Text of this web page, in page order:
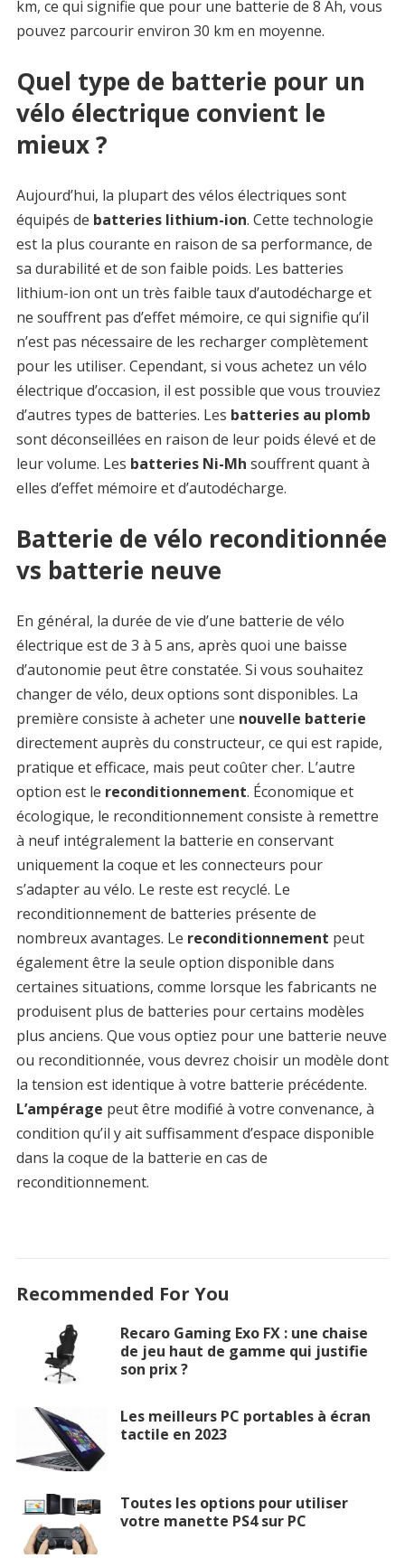
km, ce qui signifie que pour une batterie de 8 Ah, vous
pouvez parcourir environ 30 km en moyenne.
Quel type de batterie pour un
vélo électrique convient le
mieux ?
Aujourd’hui, la plupart des vélos électriques sont
équipés de batteries lithium-ion. Cette technologie
est la plus courante en raison de sa performance, de
sa durabilité et de son faible poids. Les batteries
lithium-ion ont un très faible taux d’autodécharge et
ne souffrent pas d’effet mémoire, ce qui signifie qu’il
n’est pas nécessaire de les recharger complètement
pour les utiliser. Cependant, si vous achetez un vélo
électrique d’occasion, il est possible que vous trouviez
d’autres types de batteries. Les batteries au plomb
sont déconseillées en raison de leur poids élevé et de
leur volume. Les batteries Ni-Mh souffrent quant à
elles d’effet mémoire et d’autodécharge.
Batterie de vélo reconditionnée
vs batterie neuve
En général, la durée de vie d’une batterie de vélo
électrique est de 3 à 5 ans, après quoi une baisse
d’autonomie peut être constatée. Si vous souhaitez
changer de vélo, deux options sont disponibles. La
première consiste à acheter une nouvelle batterie
directement auprès du constructeur, ce qui est rapide,
pratique et efficace, mais peut coûter cher. L’autre
option est le reconditionnement. Économique et
écologique, le reconditionnement consiste à remettre
à neuf intégralement la batterie en conservant
uniquement la coque et les connecteurs pour
s’adapter au vélo. Le reste est recyclé. Le
reconditionnement de batteries présente de
nombreux avantages. Le reconditionnement peut
également être la seule option disponible dans
certaines situations, comme lorsque les fabricants ne
produisent plus de batteries pour certains modèles
plus anciens. Que vous optiez pour une batterie neuve
ou reconditionnée, vous devrez choisir un modèle dont
la tension est identique à votre batterie précédente.
L’ampérage peut être modifié à votre convenance, à
condition qu’il y ait suffisamment d’espace disponible
dans la coque de la batterie en cas de
reconditionnement.
Recommended For You
Recaro Gaming Exo FX : une chaise
de jeu haut de gamme qui justifie
son prix ?
Les meilleurs PC portables à écran
tactile en 2023
Toutes les options pour utiliser
votre manette PS4 sur PC